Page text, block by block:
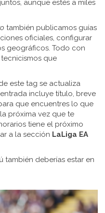
aunque estés a miles
también publicamos guías
oficiales, configurar
geográficos. Todo con
que
este tag se actualiza
incluye título, breve
que encuentres lo que
próxima vez que te
tiene el próximo
a la sección LaLiga EA
también deberías estar en